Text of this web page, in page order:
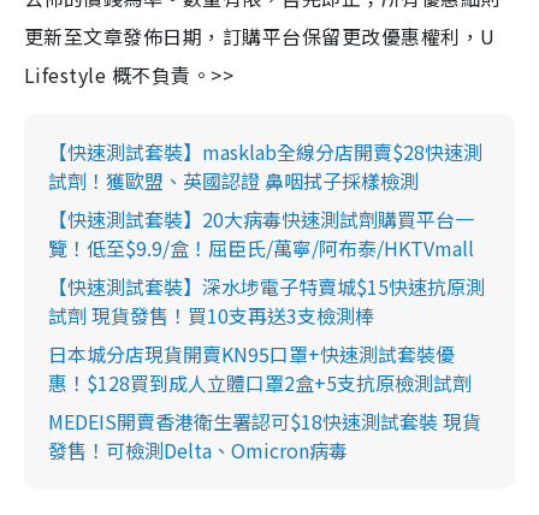
更新至文章發佈日期，訂購平台保留更改優惠權利，U
Lifestyle 概不負責。>>
【快速測試套裝】masklab全線分店開賣$28快速測
試劑！獲歐盟、英國認證 鼻咽拭子採樣檢測
【快速測試套裝】20大病毒快速測試劑購買平台一
覽！低至$9.9/盒！屈臣氏/萬寧/阿布泰/HKTVmall
【快速測試套裝】深水埗電子特賣城$15快速抗原測
試劑 現貨發售！買10支再送3支檢測棒
日本城分店現貨開賣KN95口罩+快速測試套裝優
惠！$128買到成人立體口罩2盒+5支抗原檢測試劑
MEDEIS開賣香港衛生署認可$18快速測試套裝 現貨
發售！可檢測Delta、Omicron病毒